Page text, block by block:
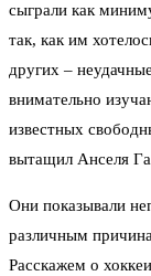
сыграли как
так, как им
других –
внимательно
известных
вытащил Анселя
Они показывали
различным
Расскажем о